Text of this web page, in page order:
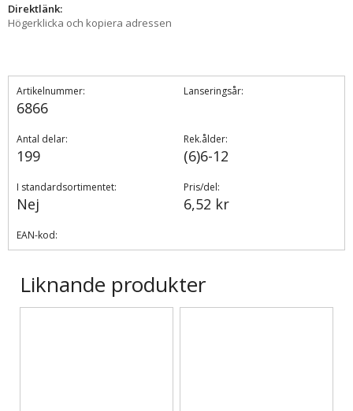
Direktlänk:
Högerklicka och kopiera adressen
Artikelnummer:
6866
Lanseringsår:
Antal delar:
199
Rek.ålder:
(6)6-12
I standardsortimentet:
Nej
Pris/del:
6,52 kr
EAN-kod:
Liknande produkter